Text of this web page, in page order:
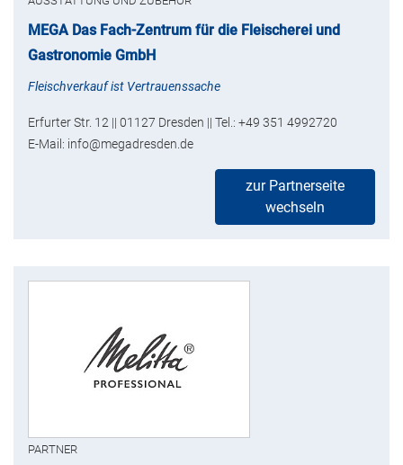
MEGA Das Fach-Zentrum für die Fleischerei und
Gastronomie GmbH
Fleischverkauf ist Vertrauenssache
Erfurter Str. 12 || 01127 Dresden || Tel.: +49 351 4992720
E-Mail: info@megadresden.de
zur Partnerseite
wechseln
PARTNER